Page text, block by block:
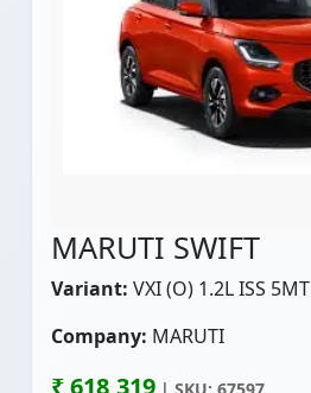
MARUTI SWIFT
Variant: VXI (O) 1.2L ISS 5MT
Company: MARUTI
₹ 618,319